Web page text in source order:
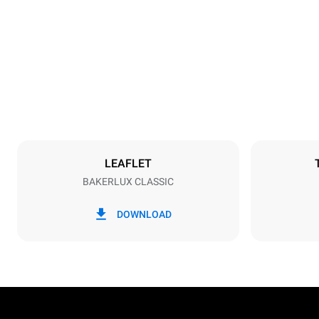
LEAFLET
BAKERLUX CLASSIC
DOWNLOAD